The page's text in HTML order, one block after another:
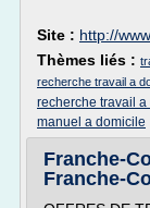
Site : http://
Thèmes liés :
recherche travail a
recherche travail
manuel a domicile
Franche-
Franche-